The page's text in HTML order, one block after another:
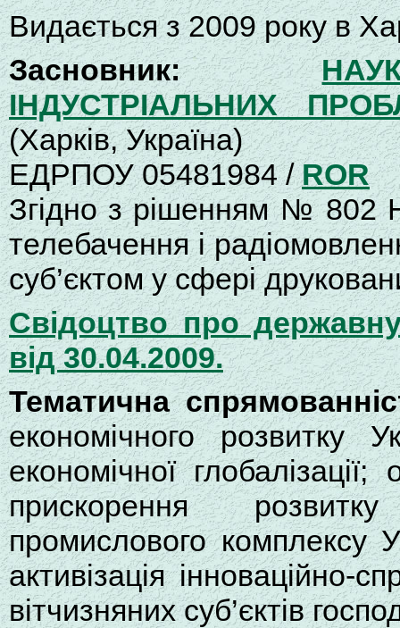
Видається з 2009 року в
Засновник:
ІНДУСТРІАЛЬНИХ
(Харків, Україна)
ЕДРПОУ 05481984 /ROR
Згідно з рішенням № 802
телебачення і
суб’єктом у сфері
Свідоцтво про
від 30.04.2009.
Тематична
економічного розвитку
економічної глобалізації;
прискорення
промислового комплексу
активізація інноваційно-
вітчизняних суб’єктів